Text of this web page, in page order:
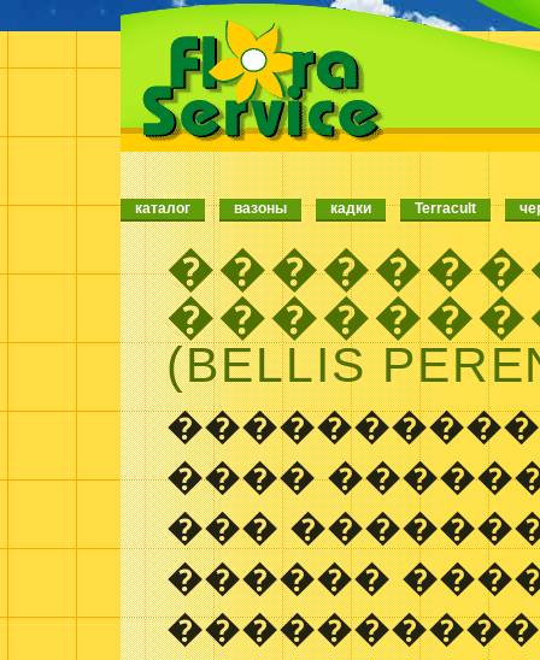
каталог вазоны кадки Terracult
(BELLIS
����
���
������